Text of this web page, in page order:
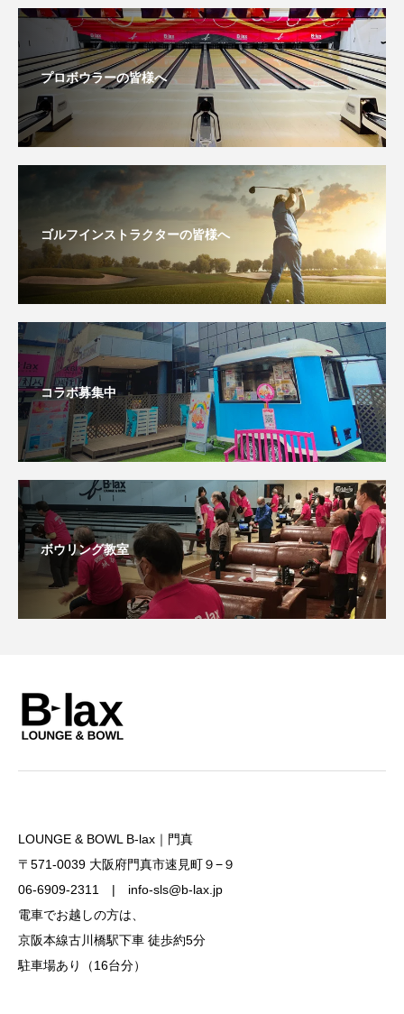
プロボウラーの皆様へ
ゴルフインストラクターの皆様へ
コラボ募集中
ボウリング教室
LOUNGE & BOWL B-lax｜門真
〒571-0039 大阪府門真市速見町９−９
06-6909-2311 | info-sls@b-lax.jp
電車でお越しの方は、
京阪本線古川橋駅下車 徒歩約5分
駐車場あり（16台分）